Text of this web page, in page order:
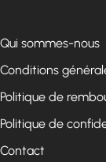
Qui sommes-nous
Conditions
Politique de
Politique de
Contact